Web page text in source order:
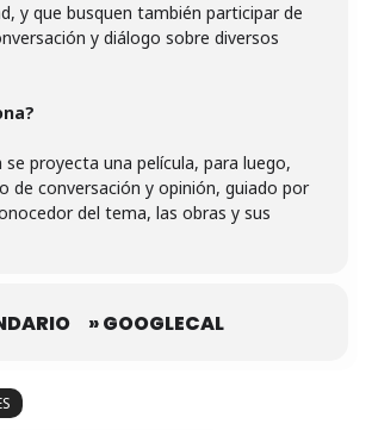
y que busquen también participar de
y diálogo sobre diversos
se proyecta una película, para luego,
de conversación y opinión, guiado por
del tema, las obras y sus
» GOOGLECAL